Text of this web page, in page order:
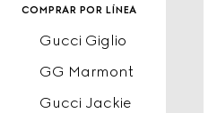
comprar por línea
Gucci Giglio
GG Marmont
Gucci Jackie